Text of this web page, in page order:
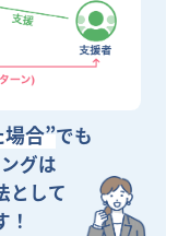
合”でも
グは
として